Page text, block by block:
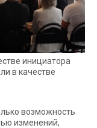
инициатора
в качестве
возможность
изменений,